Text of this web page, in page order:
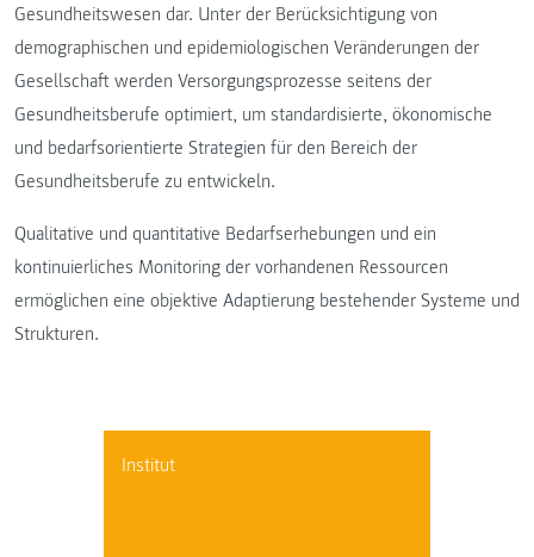
Institut
Gesundheitswesen dar. Unter der Berücksichtigung von
demographischen und epidemiologischen Veränderungen der
Gesellschaft werden Versorgungsprozesse seitens der
Gesundheitsberufe optimiert, um standardisierte, ökonomische
und bedarfsorientierte Strategien für den Bereich der
Gesundheitsberufe zu entwickeln.
Qualitative und quantitative Bedarfserhebungen und ein
kontinuierliches Monitoring der vorhandenen Ressourcen
ermöglichen eine objektive Adaptierung bestehender Systeme und
Strukturen.